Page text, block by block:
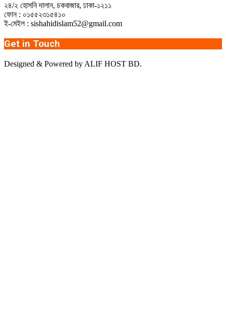
২৪/২ হোসনি দালান, চকবাজার, ঢাকা-১২১১
ফোন : ০১৫৫২৩১৫৪১০
ই-মেইল : sishahidislam52@gmail.com
Get in Touch
Designed & Powered by ALIF HOST BD.